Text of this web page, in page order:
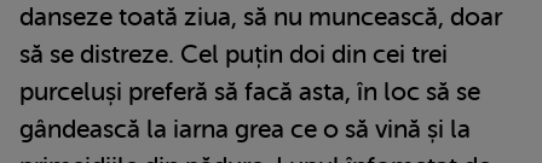
danseze toată ziua, să nu muncească, doar
să se distreze. Cel puțin doi din cei trei
purceluși preferă să facă asta, în loc să se
gândească la iarna grea ce o să vină și la